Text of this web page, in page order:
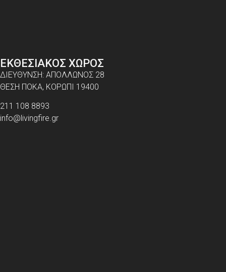
ΕΚΘΕΣΙΑΚΟΣ ΧΩΡΟΣ
ΔΙΕΥΘΥΝΣΗ: ΑΠΟΛΛΩΝΟΣ 28
ΘΕΣΗ ΠΟΚΑ, ΚΟΡΩΠΙ 19400
211 108 8893
info@livingfire.gr